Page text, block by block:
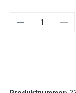
Produkt